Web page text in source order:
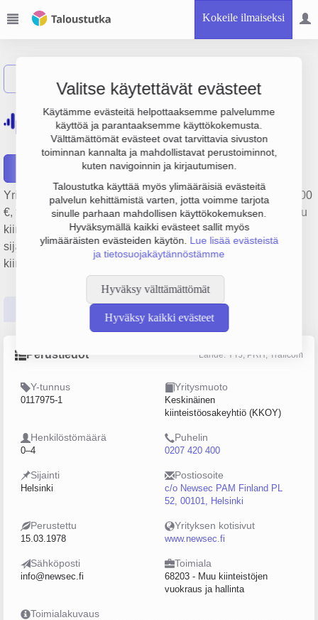
Kokeile ilmaiseksi
Valitse käytettävät evästeet
Käytämme evästeitä helpottaaksemme palvelumme
käyttöä ja parantaaksemme käyttökokemusta.
Välttämättömät evästeet ovat tarvittavia sivuston
toiminnan kannalta ja mahdollistavat perustoiminnot,
kuten navigoinnin ja kirjautumisen.
Taloustutka käyttää myös ylimääräisiä evästeitä
palvelun kehittämistä varten, jotta voimme tarjota
sinulle parhaan mahdollisen käyttökokemuksen.
Hyväksymällä kaikki evästeet sallit myös
ylimääräisten evästeiden käytön. Lue lisää evästeistä
ja tietosuojakäytännöstämme
Hyväksy välttämättömät
Hyväksy kaikki evästeet
Oy Helsingfors Saluhallar
Ab
Yrityksen Oy Helsingfors Saluhallar Ab liikevaihto on 732 000
€, tulos 760 € ja henkilöstömäärä 0. Sen päätoimiala on Muu
kiinteistöjen vuokraus ja hallinta, perustamisvuosi 1978 ja
sijainti Helsinki. Yrityksen yhtiömuoto Keskinäinen
kiinteistöosakeyhtiö (KKOY).
Päättäjätiedot
Perustiedot Lähde: YTJ, PRH, Traficom
Y-tunnus
0117975-1
Yritysmuoto
Keskinäinen
kiinteistöosakeyhtiö (KKOY)
Henkilöstömäärä
0–4
Puhelin
0207 420 400
Sijainti
Helsinki
Postiosoite
c/o Newsec PAM Finland PL
52, 00101, Helsinki
Perustettu
15.03.1978
Yrityksen kotisivut
www.newsec.fi
Sähköposti
info@newsec.fi
Toimiala
68203 - Muu kiinteistöjen
vuokraus ja hallinta
Toimialakuvaus